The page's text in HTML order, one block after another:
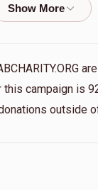
this campaign is
outside